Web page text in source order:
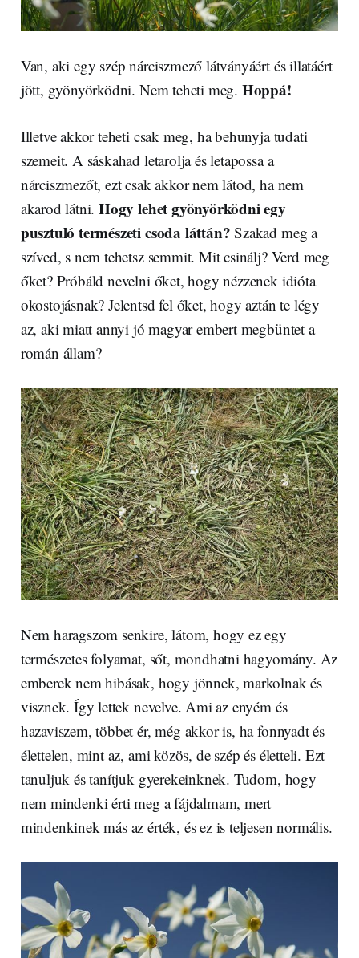
Van, aki egy szép nárciszmező látványáért és illatáért
jött, gyönyörködni. Nem teheti meg. Hoppá!
Illetve akkor teheti csak meg, ha behunyja tudati
szemeit. A sáskahad letarolja és letapossa a
nárciszmezőt, ezt csak akkor nem látod, ha nem
akarod látni.Hogy lehet gyönyörködni egy
pusztuló természeti csoda láttán? Szakad meg a
szíved, s nem tehetsz semmit. Mit csinálj? Verd meg
őket? Próbáld nevelni őket, hogy nézzenek idióta
okostojásnak? Jelentsd fel őket, hogy aztán te légy
az, aki miatt annyi jó magyar embert megbüntet a
román állam?
Nem haragszom senkire, látom, hogy ez egy
természetes folyamat, sőt, mondhatni hagyomány. Az
emberek nem hibásak, hogy jönnek, markolnak és
visznek. Így lettek nevelve. Ami az enyém és
hazaviszem, többet ér, még akkor is, ha fonnyadt és
élettelen, mint az, ami közös, de szép és életteli. Ezt
tanuljuk és tanítjuk gyerekeinknek. Tudom, hogy
nem mindenki érti meg a fájdalmam, mert
mindenkinek más az érték, és ez is teljesen normális.